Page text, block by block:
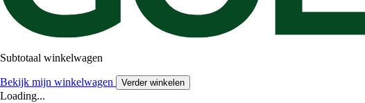
Subtotaal winkelwagen
Bekijk mijn winkelwagen Verder winkelen
Loading...